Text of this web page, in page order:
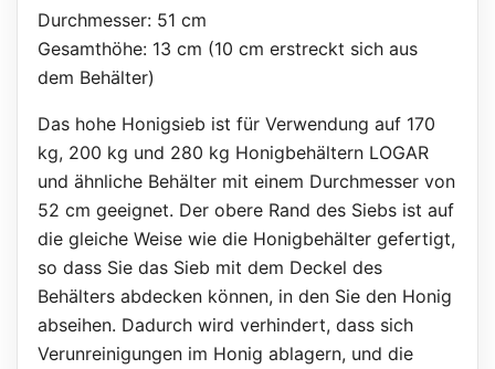
Durchmesser: 51 cm
Gesamthöhe: 13 cm (10 cm erstreckt sich aus
dem Behälter)
Das hohe Honigsieb ist für Verwendung auf 170
kg, 200 kg und 280 kg Honigbehältern LOGAR
und ähnliche Behälter mit einem Durchmesser von
52 cm geeignet. Der obere Rand des Siebs ist auf
die gleiche Weise wie die Honigbehälter gefertigt,
so dass Sie das Sieb mit dem Deckel des
Behälters abdecken können, in den Sie den Honig
abseihen. Dadurch wird verhindert, dass sich
Verunreinigungen im Honig ablagern, und die